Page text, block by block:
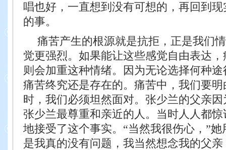
唱也好，一直想到没有可想的，再回到
的事。
痛苦产生的根源就是抗拒，正是我们
觉更强烈。如果能让这些感觉自由表达
则会加重这种情绪。因为无论选择何种
痛苦终究还是存在的。痛苦中，我们要
时，我们必须坦然面对。 张少兰的父亲
张少兰最尊重和亲近的人。当时人人都
地接受了这个事实。“当然我很伤心，”
是我真的没有问题，我当然想念我的父